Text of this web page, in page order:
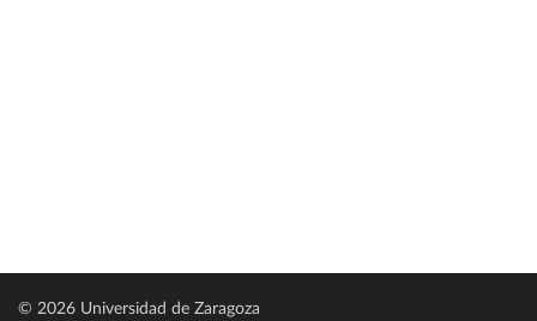
© 2026 Universidad de Zaragoza